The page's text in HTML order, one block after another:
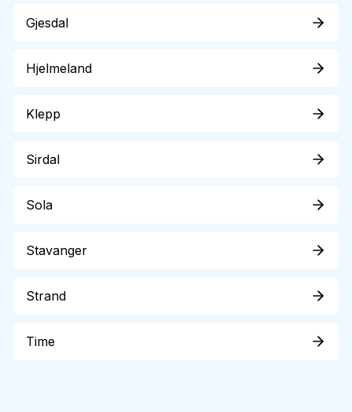
Gjesdal
Hjelmeland
Klepp
Sirdal
Sola
Stavanger
Strand
Time